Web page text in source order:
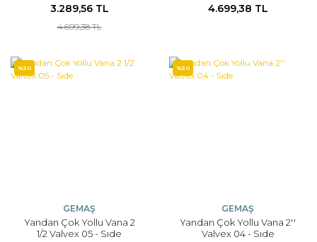
3.289,56 TL
4.699,38 TL
4.699,38 TL
%30
GEMAŞ
Yandan Çok Yollu Vana 2
1/2 Valvex 05 - Sıde
%30
GEMAŞ
Yandan Çok Yollu Vana 2''
Valvex 04 - Sıde